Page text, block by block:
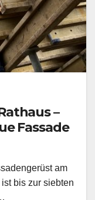
–
Fassade
am
bis zur siebten